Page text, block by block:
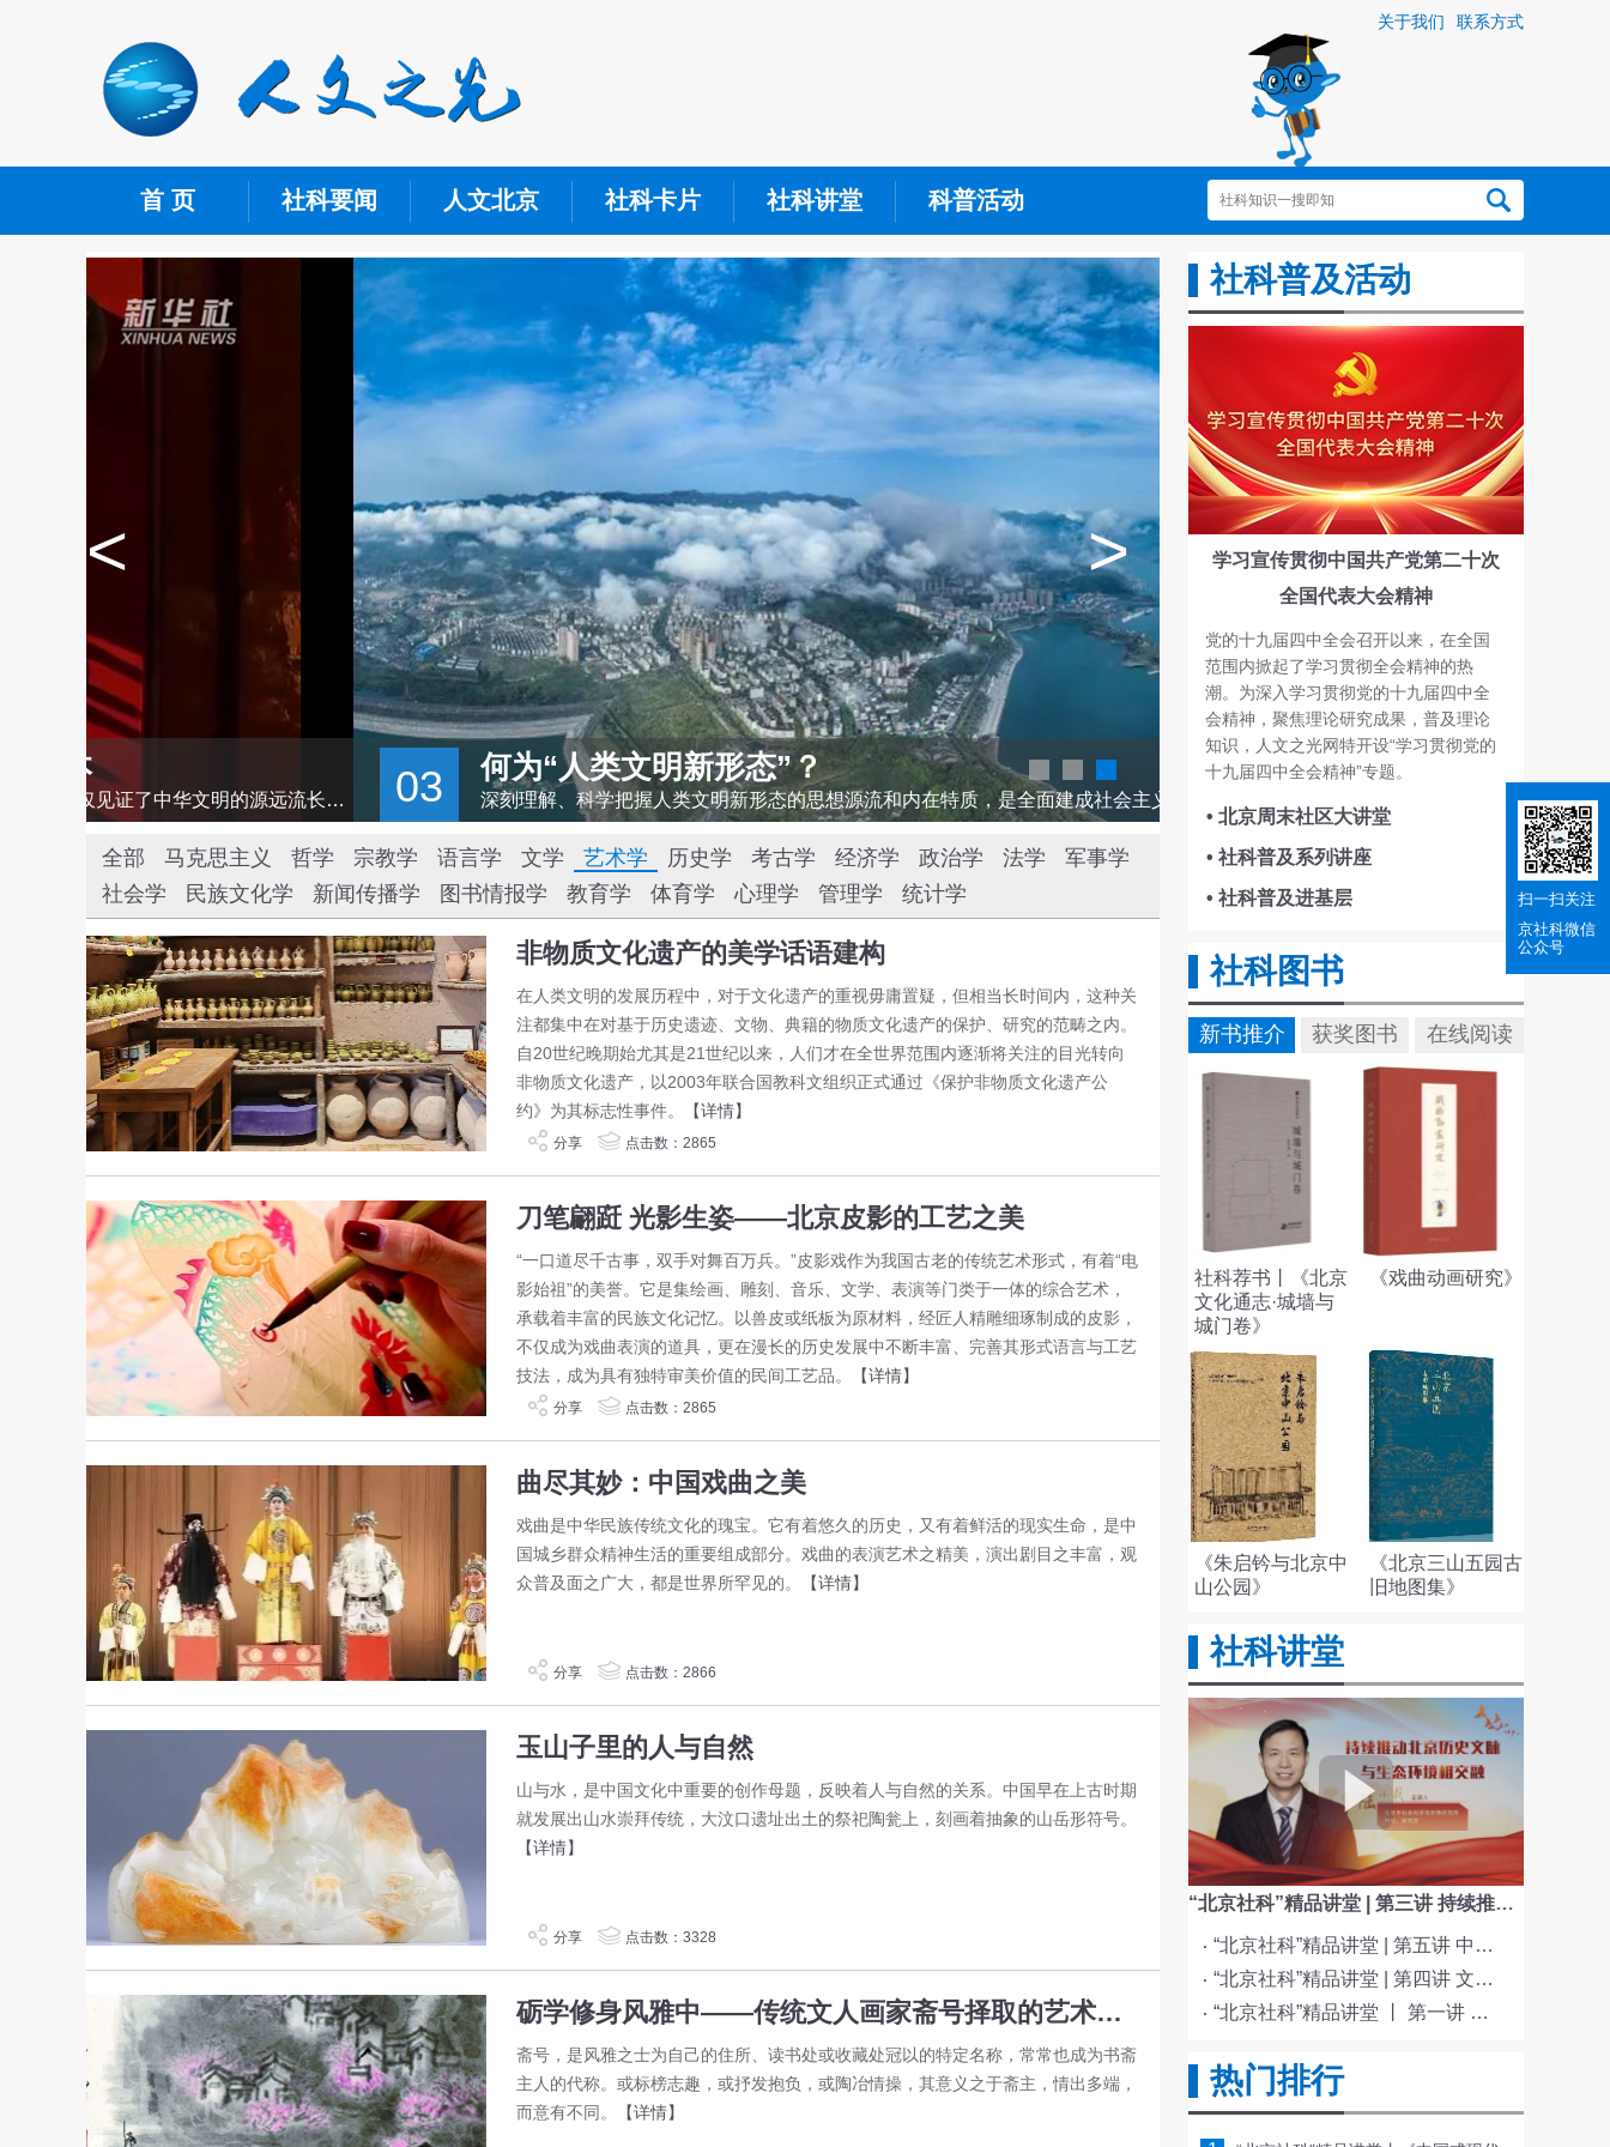
关于我们 联系方式
首 页 社科要闻 人文北京 社科卡片 社科讲堂 科普活动
< >
03 何为“人类文明新形态”？
深刻理解、科学把握人类文明新形态的思想源流和内在特质，是全面建成社会主义现代化强国、实现第二个百年奋斗目标，以中国式现代化全面推进中华民族伟大复兴的内在要求。
全部 马克思主义 哲学 宗教学 语言学 文学 艺术学 历史学 考古学 经济学 政治学 法学
军事学
社会学
民族文化学 新闻传播学 图书情报学 教育学 体育学 心理学 管理学 统计学
非物质文化遗产的美学话语建构
在人类文明的发展历程中，对于文化遗产的重视毋庸置疑，但相当长时间内，这种关
注都集中在对基于历史遗迹、文物、典籍的物质文化遗产的保护、研究的范畴之内。
自20世纪晚期始尤其是21世纪以来，人们才在全世界范围内逐渐将关注的目光转向
非物质文化遗产，以2003年联合国教科文组织正式通过《保护非物质文化遗产公
约》为其标志性事件。
【详情】
分享 点击数：2865
刀笔翩跹 光影生姿——北京皮影的工艺之美
“一口道尽千古事，双手对舞百万兵。”皮影戏作为我国古老的传统艺术形式，有着“电
影始祖”的美誉。它是集绘画、雕刻、音乐、文学、表演等门类于一体的综合艺术，
承载着丰富的民族文化记忆。以兽皮或纸板为原材料，经匠人精雕细琢制成的皮影，
不仅成为戏曲表演的道具，更在漫长的历史发展中不断丰富、完善其形式语言与工艺
技法，成为具有独特审美价值的民间工艺品。
【详情】
分享 点击数：2865
曲尽其妙：中国戏曲之美
戏曲是中华民族传统文化的瑰宝。它有着悠久的历史，又有着鲜活的现实生命，是中
国城乡群众精神生活的重要组成部分。戏曲的表演艺术之精美，演出剧目之丰富，观
众普及面之广大，都是世界所罕见的。
【详情】
分享 点击数：2866
玉山子里的人与自然
山与水，是中国文化中重要的创作母题，反映着人与自然的关系。中国早在上古时期
就发展出山水崇拜传统，大汶口遗址出土的祭祀陶瓮上，刻画着抽象的山岳形符号。
【详情】
分享 点击数：3328
砺学修身风雅中——传统文人画家斋号择取的艺术之思
斋号，是风雅之士为自己的住所、读书处或收藏处冠以的特定名称，常常也成为书斋
主人的代称。或标榜志趣，或抒发抱负，或陶冶情操，其意义之于斋主，情出多端，
而意有不同。
【详情】
社科普及活动
学习宣传贯彻中国共产党第二十次
全国代表大会精神
党的十九届四中全会召开以来，在全国
范围内掀起了学习贯彻全会精神的热
潮。为深入学习贯彻党的十九届四中全
会精神，聚焦理论研究成果，普及理论
知识，人文之光网特开设“学习贯彻党的
十九届四中全会精神”专题。
• 北京周末社区大讲堂
• 社科普及系列讲座
• 社科普及进基层
社科图书
新书推介 获奖图书 在线阅读
社科荐书丨《北京
文化通志·城墙与
城门卷》
《戏曲动画研究》
《朱启钤与北京中
山公园》
《北京三山五园古
旧地图集》
社科讲堂
“北京社科”精品讲堂 | 第三讲 持续推动北京历史文脉与生态环境相交融
“北京社科”精品讲堂 | 第五讲 中国电影与文化传统
“北京社科”精品讲堂 | 第四讲 文化与科技融合赋能新质生产力发展
“北京社科”精品讲堂 丨 第一讲 《红楼梦》的北京情缘
热门排行
扫一扫关注
京社科微信
公众号